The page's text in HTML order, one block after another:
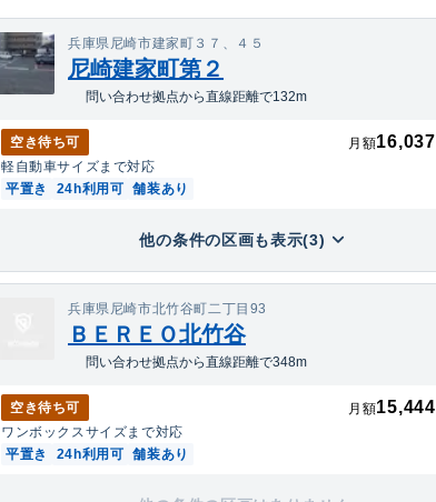
兵庫県尼崎市建家町３７、４５
尼崎建家町第２
問い合わせ拠点から直線距離で132m
空き待ち可 月額16,037
軽自動車サイズまで対応
平置き
24h利用可 舗装あり
他の条件の区画も表示(3)
兵庫県尼崎市北竹谷町二丁目93
ＢＥＲＥＯ北竹谷
問い合わせ拠点から直線距離で348m
空き待ち可 月額15,444
ワンボックスサイズまで対応
平置き
24h利用可 舗装あり